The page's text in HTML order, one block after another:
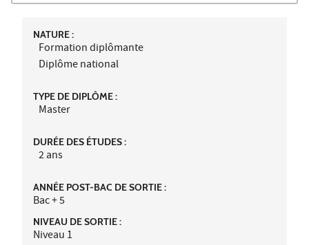
NATURE :
Formation diplômante
Diplôme national
TYPE DE DIPLÔME :
Master
DURÉE DES ÉTUDES :
2 ans
ANNÉE POST-BAC DE SORTIE :
Bac + 5
NIVEAU DE SORTIE :
Niveau 1